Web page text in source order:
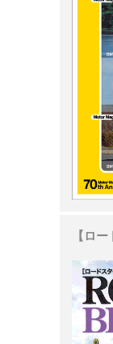
【ロ